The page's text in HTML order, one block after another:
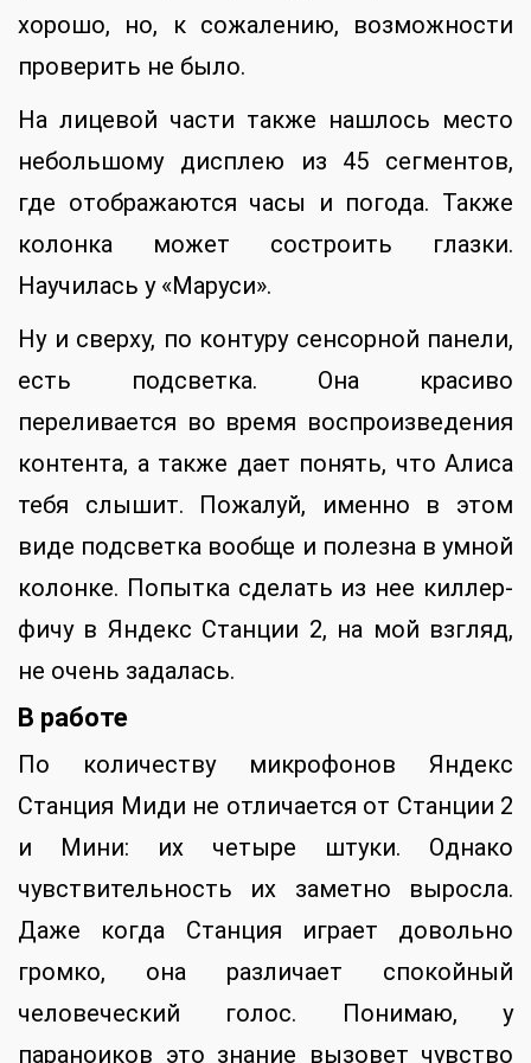
хорошо, но, к сожалению, возможности
проверить не было.
На лицевой части также нашлось место
небольшому дисплею из 45 сегментов,
где отображаются часы и погода. Также
колонка может состроить глазки.
Научилась у «Маруси».
Ну и сверху, по контуру сенсорной панели,
есть подсветка. Она красиво
переливается во время воспроизведения
контента, а также дает понять, что Алиса
тебя слышит. Пожалуй, именно в этом
виде подсветка вообще и полезна в умной
колонке. Попытка сделать из нее киллер-
фичу в Яндекс Станции 2, на мой взгляд,
не очень задалась.
В работе
По количеству микрофонов Яндекс
Станция Миди не отличается от Станции 2
и Мини: их четыре штуки. Однако
чувствительность их заметно выросла.
Даже когда Станция играет довольно
громко, она различает спокойный
человеческий голос. Понимаю, у
параноиков это знание вызовет чувство